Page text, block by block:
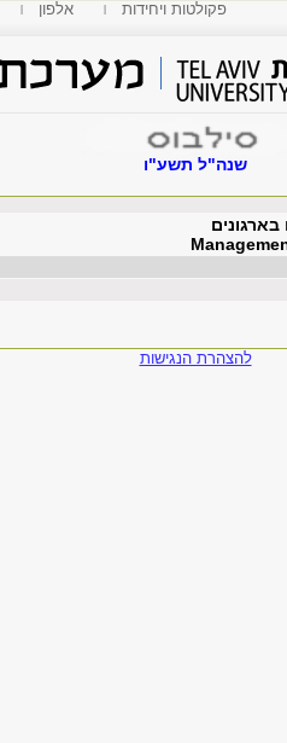
אלפון פקולטות ויחידות
שנה"ל תשע"ו
בארגונים
להצהרת הנגישות